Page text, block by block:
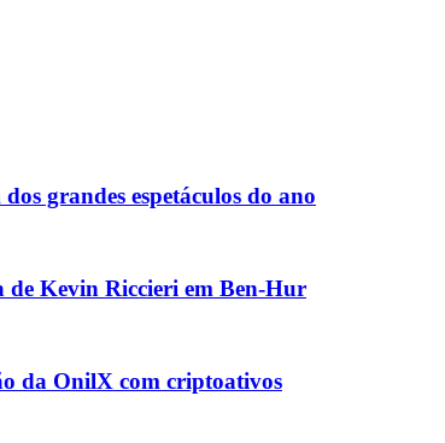
grandes espetáculos do ano
Kevin Riccieri em Ben-Hur
da OnilX com criptoativos